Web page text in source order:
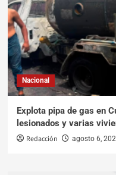
Nacional
Explota pipa de gas en
lesionados y varias
Redacción agosto 6,